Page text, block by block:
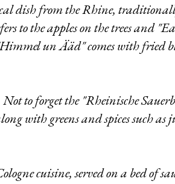
dish from the Rhine,
to the apples on the trees and
un Ääd" comes with
to forget the "Rheinische
with greens and spices such as
cuisine, served on a bed of